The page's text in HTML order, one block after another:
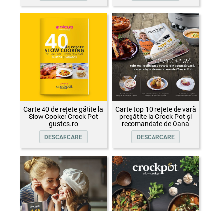
Carte 40 de rețete gătite la
Slow Cooker Crock-Pot
gustos.ro
DESCARCARE
Carte top 10 rețete de vară
pregătite la Crock-Pot și
recomandate de Oana
Țepelin
DESCARCARE